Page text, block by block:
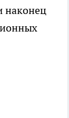
наконец